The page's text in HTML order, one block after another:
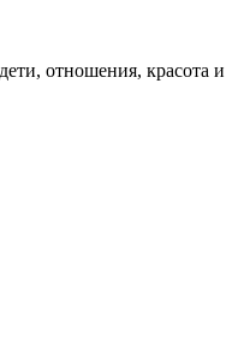
отношения, красота и